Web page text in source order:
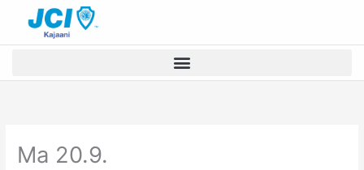
sisältöön
Ma 20.9.